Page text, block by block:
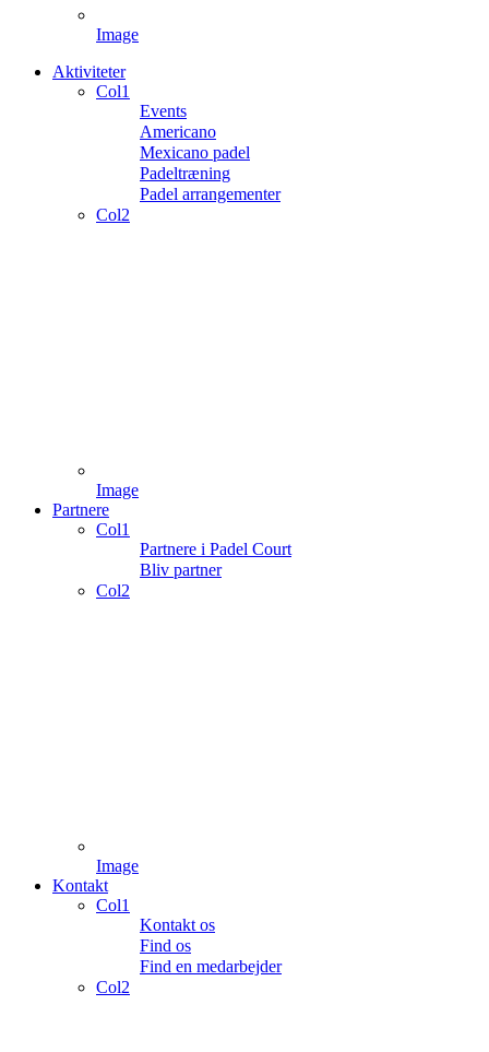
Image
Aktiviteter
Col1
Events
Americano
Mexicano padel
Padeltræning
Padel arrangementer
Col2
Image
Partnere
Col1
Partnere i Padel Court
Bliv partner
Col2
Image
Kontakt
Col1
Kontakt os
Find os
Find en medarbejder
Col2